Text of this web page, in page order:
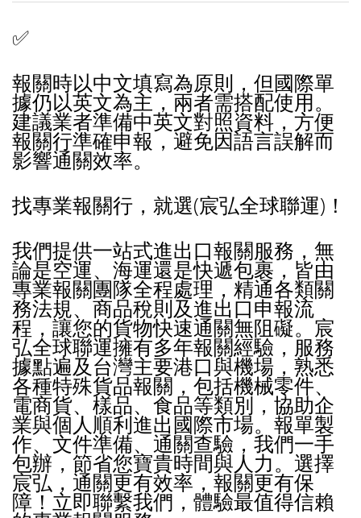
✅
報關時以中文填寫為原則，但國際單
據仍以英文為主，兩者需搭配使用。
建議業者準備中英文對照資料，方便
報關行準確申報，避免因語言誤解而
影響通關效率。
找專業報關行，就選(宸弘全球聯運)！
我們提供一站式進出口報關服務，無
論是空運、海運還是快遞包裹，皆由
專業報關團隊全程處理，精通各類關
務法規、商品稅則及進出口申報流
程，讓您的貨物快速通關無阻礙。宸
弘全球聯運擁有多年報關經驗，服務
據點遍及台灣主要港口與機場，熟悉
各種特殊貨品報關，包括機械零件、
電商貨、樣品、食品等類別，協助企
業與個人順利進出國際市場。報單製
作、文件準備、通關查驗，我們一手
包辦，節省您寶貴時間與人力。選擇
宸弘，通關更有效率，報關更有保
障！立即聯繫我們，體驗最值得信賴